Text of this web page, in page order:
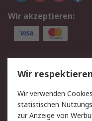
Wir akzeptieren:
Service
Value Added
Rücksendungen
Hilfe
Wir
Wir verwenden
statistischen
zur Anzeige von